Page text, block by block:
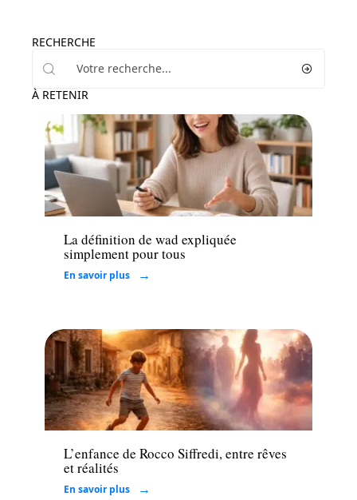
RECHERCHE
À RETENIR
Loisirs
La définition de wad expliquée
simplement pour tous
En savoir plus
Loisirs
L’enfance de Rocco Siffredi, entre rêves
et réalités
En savoir plus